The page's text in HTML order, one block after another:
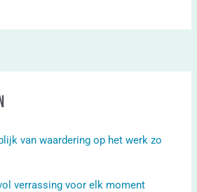
van waardering op het werk zo
verrassing voor elk moment